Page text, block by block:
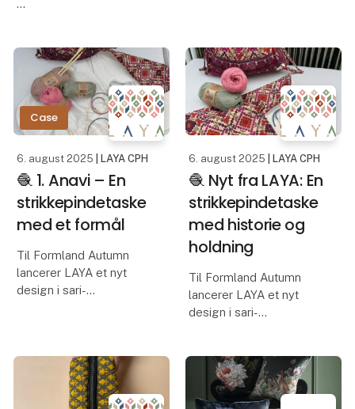
ultra fine, håndvævede
tekstiler fra Nepal –
vævet på traditionelle
væve i smukke
farvekombinationer. For
med upcyclede sarier –
de farverige traditionelle
klædedragter, båret af
kvinder i Nepal. Hve
Case
6. august 2025 | LAYA CPH
🧶 1. Anavi – En
strikkepindetaske
med et formål
Til Formland Autumn
lancerer LAYA et nyt
design i sari-
syet af kvinder i Nepal.
Den er blød, foldbar og
rummelig – med små
6. august 2025 | LAYA CPH
🧶 Nyt fra LAYA: En
strikkepindetaske
med historie og
holdning
Til Formland Autumn
lancerer LAYA et nyt
design i sari-
af upcyclede sarier og
syet af kvinder i Nepal.
Den er blød, foldbar og